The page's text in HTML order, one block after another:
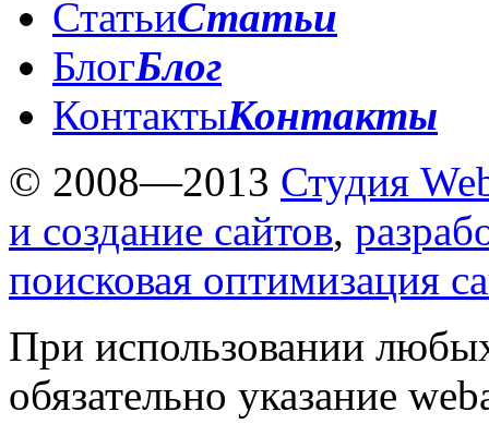
СтатьиСтатьи
БлогБлог
КонтактыКонтакты
© 2008—2013 Студия
и создание сайтов,
поисковая оптимизация
При использовании
обязательно указание